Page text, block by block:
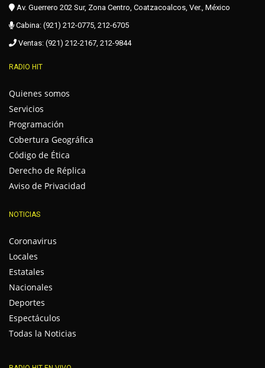
Av. Guerrero 202 Sur, Zona Centro, Coatzacoalcos, Ver., México
Cabina: (921) 212-0775, 212-6705
Ventas: (921) 212-2167, 212-9844
RADIO HIT
Quienes somos
Servicios
Programación
Cobertura Geográfica
Código de Ética
Derecho de Réplica
Aviso de Privacidad
NOTICIAS
Coronavirus
Locales
Estatales
Nacionales
Deportes
Espectáculos
Todas la Noticias